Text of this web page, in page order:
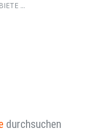
...
durchsuchen